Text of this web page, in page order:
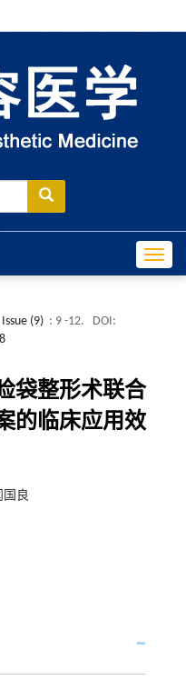
Issue (9) : 9 -12.
DOI:
袋整形术联合
的临床应用效
国良